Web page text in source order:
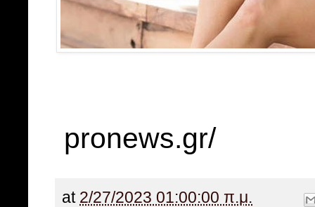
pronews.gr/
at 2/27/2023 01:00:00 π.μ.